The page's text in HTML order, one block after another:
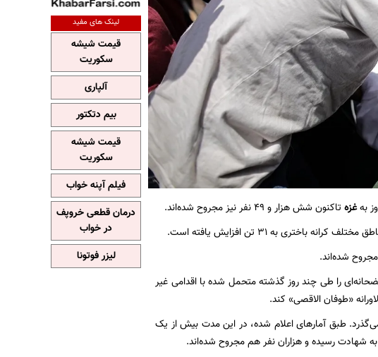
بهغزهتاکنون شش هزار و ۴۹ نفر نیز مجروح شده‌اند.
کرانه باختری به ۳۱ تن افزایش یافته است.
را طی چند روز گذشته متحمل شده با اقدامی غیر
«طوفان الاقصی» کند.
به سرزمین‌های اشغالی با پرتاب حدود ۵ هزار راکت می‌گذرد. طبق آمارهای اعلام شده، در این مدت بیش از یک
لینک های مفید
قیمت شیشه
سکوریت
آلپاری
بیم دتکتور
قیمت شیشه
سکوریت
فیلم آپنه خواب
درمان قطعی خروپف
در خواب
لیزر فوتونا